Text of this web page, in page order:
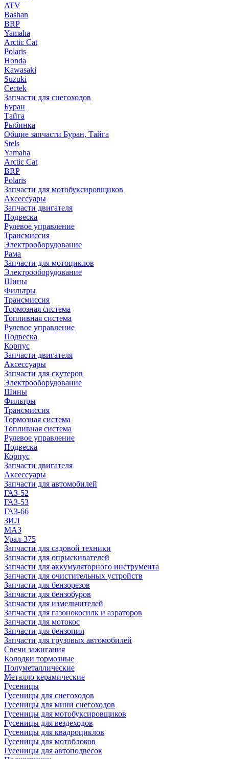
ATV
Bashan
BRP
Yamaha
Arctic Cat
Polaris
Honda
Kawasaki
Suzuki
Cectek
Запчасти для снегоходов
Буран
Тайга
Рыбинка
Общие запчасти Буран, Тайга
Stels
Yamaha
Arctic Cat
BRP
Polaris
Запчасти для мотобуксировщиков
Аксессуары
Запчасти двигателя
Подвеска
Рулевое управление
Трансмиссия
Электрооборудование
Рама
Запчасти для мотоциклов
Электрооборудование
Шины
Фильтры
Трансмиссия
Тормозная система
Топливная система
Рулевое управление
Подвеска
Корпус
Запчасти двигателя
Аксессуары
Запчасти для скутеров
Электрооборудование
Шины
Фильтры
Трансмиссия
Тормозная система
Топливная система
Рулевое управление
Подвеска
Корпус
Запчасти двигателя
Аксессуары
Запчасти для автомобилей
ГАЗ-52
ГАЗ-53
ГАЗ-66
ЗИЛ
МАЗ
Урал-375
Запчасти для садовой техники
Запчасти для опрыскивателей
Запчасти для аккумуляторного инструмента
Запчасти для очистительных устройств
Запчасти для бензорезов
Запчасти для бензобуров
Запчасти для измельчителей
Запчасти для газонокосилк и аэраторов
Запчасти для мотокос
Запчасти для бензопил
Запчасти для грузовых автомобилей
Свечи зажигания
Колодки тормозные
Полуметаллические
Металло керамические
Гусеницы
Гусеницы для снегоходов
Гусеницы для мини снегоходов
Гусеницы для мотобуксировщиков
Гусеницы для вездеходов
Гусеницы для квадроциклов
Гусеницы для мотоблоков
Гусеницы для автоподвесок